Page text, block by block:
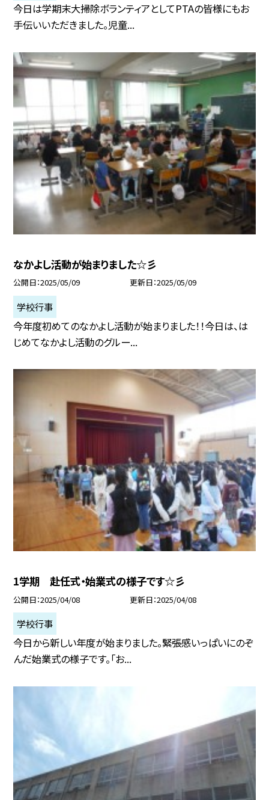
今日は学期末大掃除ボランティアとしてPTAの皆様にもお
手伝いいただきました。児童...
なかよし活動が始まりました☆彡
公開日 2025/05/09 更新日 2025/05/09
学校行事
今年度初めてのなかよし活動が始まりました！！今日は、は
じめてなかよし活動のグルー...
1学期 赴任式・始業式の様子です☆彡
公開日 2025/04/08 更新日 2025/04/08
学校行事
今日から新しい年度が始まりました。緊張感いっぱいにのぞ
んだ始業式の様子です。「お...